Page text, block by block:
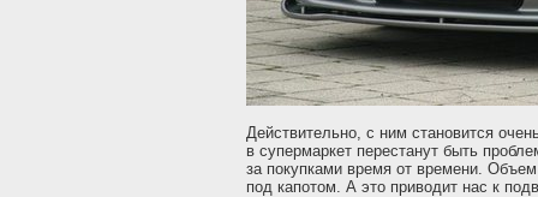
Действительно, с ним становится
в супермаркет перестанут быть
за покупками время от времени.
под капотом. А это приводит нас к